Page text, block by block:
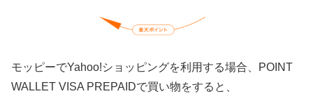
モッピーでYahoo!ショッピングを利用する場合、POINT
WALLET VISA PREPAIDで買い物をすると、